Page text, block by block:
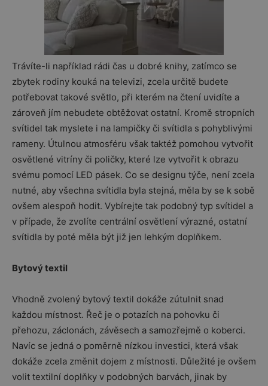
Trávíte-li například rádi čas u dobré knihy, zatímco se
zbytek rodiny kouká na televizi, zcela určitě budete
potřebovat takové světlo, při kterém na čtení uvidíte a
zároveň jím nebudete obtěžovat ostatní. Kromě stropních
svítidel tak myslete i na lampičky či svítidla s pohyblivými
rameny. Útulnou atmosféru však taktéž pomohou vytvořit
osvětlené vitríny či poličky, které lze vytvořit k obrazu
svému pomocí LED pásek. Co se designu týče, není zcela
nutné, aby všechna svítidla byla stejná, měla by se k sobě
ovšem alespoň hodit. Vybírejte tak podobný typ svítidel a
v případe, že zvolíte centrální osvětlení výrazné, ostatní
svítidla by poté měla být již jen lehkým doplňkem.
Bytový textil
Vhodně zvolený bytový textil dokáže zútulnit snad
každou místnost. Řeč je o potazích na pohovku či
přehozu, záclonách, závěsech a samozřejmě o koberci.
Navíc se jedná o poměrně nízkou investici, která však
dokáže zcela změnit dojem z místnosti. Důležité je ovšem
volit textilní doplňky v podobných barvách, jinak by